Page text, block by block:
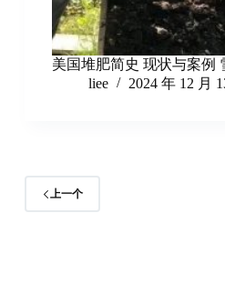
美国堆肥简史 现状与案例
liee
2024 年 12 月
上一个